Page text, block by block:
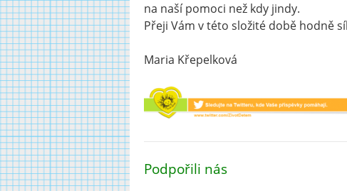
na naší pomoci než kdy jindy.
Přeji Vám v této složité době hodně
Maria Křepelková
Podpořili nás